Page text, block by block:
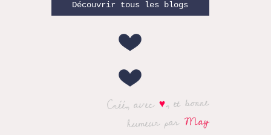
Découvrir tous les blogs
Créé, avec♥, et bonne
humeur parMay